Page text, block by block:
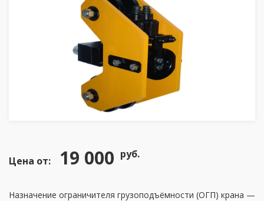
Цена от: 19 000 руб.
Назначение ограничителя грузоподъёмности (ОГП) крана —